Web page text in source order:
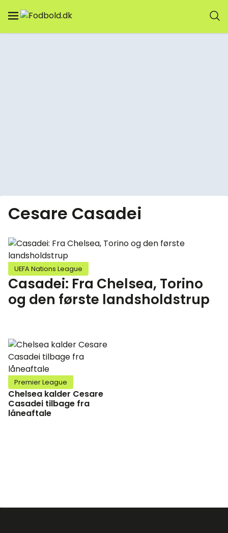
Cesare Casadei
UEFA Nations League
Casadei: Fra Chelsea, Torino
og den første landsholdstrup
Premier League
Chelsea kalder Cesare
Casadei tilbage fra
låneaftale